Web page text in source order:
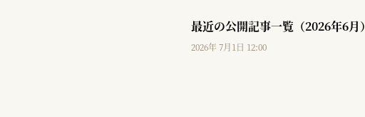
最近の公開記事一覧（2026年6月）
2026年 7月1日 12:00